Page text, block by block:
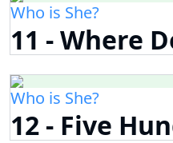
Who is She?
11 - Where
Who is She?
12 - Five